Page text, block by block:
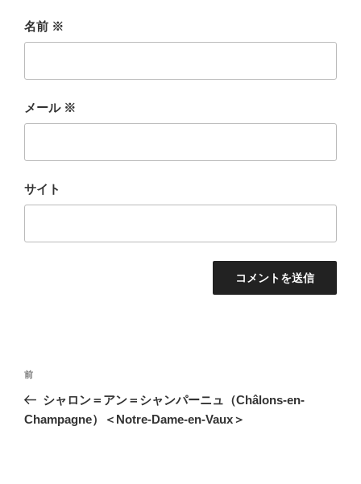
名前 ※
メール ※
サイト
投
ナ
前
の
投
前
シャロン＝アン＝シャンパーニュ（Châlons-en-
Champagne）＜Notre-Dame-en-Vaux＞